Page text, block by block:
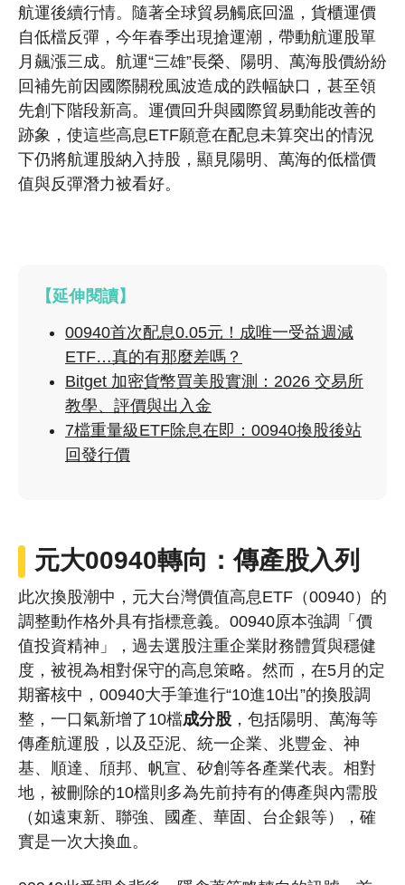
航運後續行情。隨著全球貿易觸底回溫，貨櫃運價
自低檔反彈，今年春季出現搶運潮，帶動航運股單
月飆漲三成。 航運“三雄”長榮、陽明、萬海股價紛紛
回補先前因國際關稅風波造成的跌幅缺口，甚至領
先創下階段新高。運價回升與國際貿易動能改善的
跡象，使這些高息ETF願意在配息未算突出的情況
下仍將航運股納入持股，顯見陽明、萬海的低檔價
值與反彈潛力被看好。
【延伸閱讀】
00940首次配息0.05元！成唯一受益週減
ETF…真的有那麼差嗎？
Bitget 加密貨幣買美股實測：2026 交易所
教學、評價與出入金
7檔重量級ETF除息在即：00940換股後站
回發行價
元大00940轉向：傳產股入列
此次換股潮中，元大台灣價值高息ETF（00940）的
調整動作格外具有指標意義。00940原本強調「價
值投資精神」，過去選股注重企業財務體質與穩健
度，被視為相對保守的高息策略。然而，在5月的定
期審核中， 00940大手筆進行“10進10出”的換股調
整 ，一口氣新增了10檔成分股 ，包括陽明、萬海等
傳產航運股，以及亞泥、統一企業、兆豐金、神
基、順達、頎邦、帆宣、矽創等各產業代表。相對
地，被刪除的10檔則多為先前持有的傳產與內需股
（如遠東新、聯強、國產、華固、台企銀等），確
實是一次大換血。